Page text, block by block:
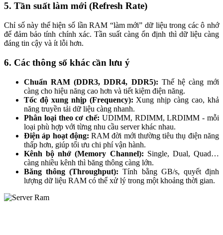
5. Tần suất làm mới (Refresh Rate)
Chỉ số này thể hiện số lần RAM “làm mới” dữ liệu trong các ô nhớ
để đảm bảo tính chính xác. Tần suất càng ổn định thì dữ liệu càng
đáng tin cậy và ít lỗi hơn.
6. Các thông số khác cần lưu ý
Chuẩn RAM (DDR3, DDR4, DDR5): Thế hệ càng mới
càng cho hiệu năng cao hơn và tiết kiệm điện năng.
Tốc độ xung nhịp (Frequency): Xung nhịp càng cao, khả
năng truyền tải dữ liệu càng nhanh.
Phân loại theo cơ chế: UDIMM, RDIMM, LRDIMM - mỗi
loại phù hợp với từng nhu cầu server khác nhau.
Điện áp hoạt động:RAM đời mới thường tiêu thụ điện năng
thấp hơn, giúp tối ưu chi phí vận hành.
Kênh bộ nhớ (Memory Channel): Single, Dual, Quad…
càng nhiều kênh thì băng thông càng lớn.
Băng thông (Throughput): Tính bằng GB/s, quyết định
lượng dữ liệu RAM có thể xử lý trong một khoảng thời gian.